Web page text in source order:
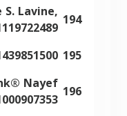
194
Lavine,
195
196
Nayef